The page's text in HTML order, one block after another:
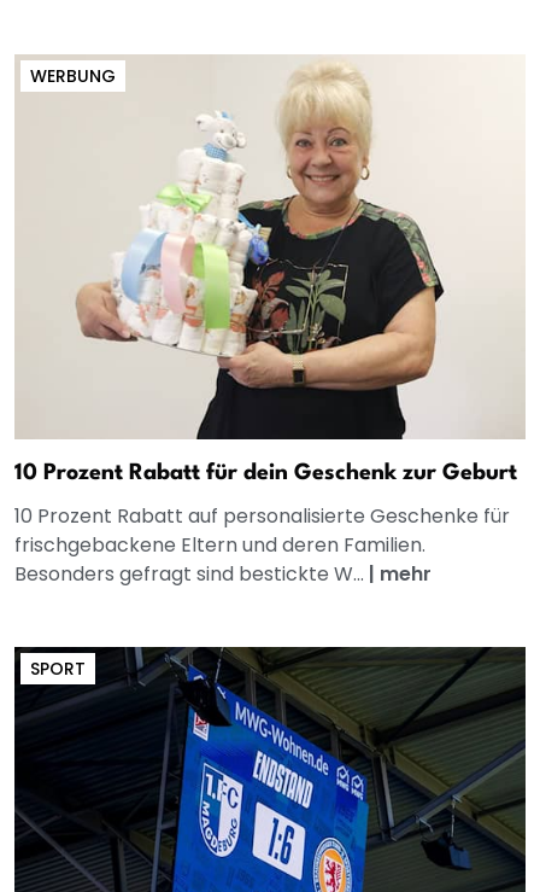
WERBUNG
10 Prozent Rabatt für dein Geschenk zur Geburt
10 Prozent Rabatt auf personalisierte Geschenke für
frischgebackene Eltern und deren Familien.
Besonders gefragt sind bestickte W... | mehr
SPORT